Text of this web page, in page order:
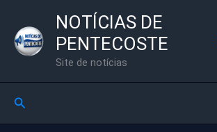
para
NOTÍCIAS DE
PENTECOSTE
Site de notícias
Pesquisar